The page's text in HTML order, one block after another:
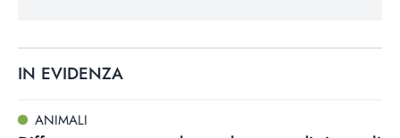
IN EVIDENZA
ANIMALI